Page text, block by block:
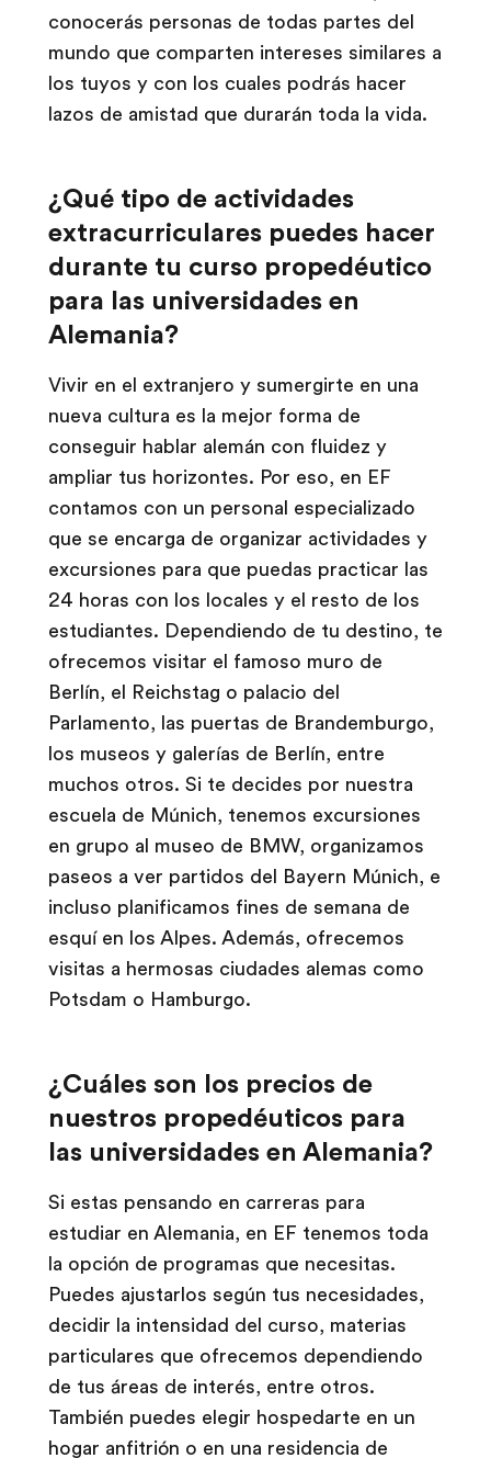
conocerás personas de todas partes del
mundo que comparten intereses similares a
los tuyos y con los cuales podrás hacer
lazos de amistad que durarán toda la vida.
¿Qué tipo de actividades
extracurriculares puedes hacer
durante tu curso propedéutico
para las universidades en
Alemania?
Vivir en el extranjero y sumergirte en una
nueva cultura es la mejor forma de
conseguir hablar alemán con fluidez y
ampliar tus horizontes. Por eso, en EF
contamos con un personal especializado
que se encarga de organizar actividades y
excursiones para que puedas practicar las
24 horas con los locales y el resto de los
estudiantes. Dependiendo de tu destino, te
ofrecemos visitar el famoso muro de
Berlín, el Reichstag o palacio del
Parlamento, las puertas de Brandemburgo,
los museos y galerías de Berlín, entre
muchos otros. Si te decides por nuestra
escuela de Múnich, tenemos excursiones
en grupo al museo de BMW, organizamos
paseos a ver partidos del Bayern Múnich, e
incluso planificamos fines de semana de
esquí en los Alpes. Además, ofrecemos
visitas a hermosas ciudades alemas como
Potsdam o Hamburgo.
¿Cuáles son los precios de
nuestros propedéuticos para
las universidades en Alemania?
Si estas pensando en carreras para
estudiar en Alemania, en EF tenemos toda
la opción de programas que necesitas.
Puedes ajustarlos según tus necesidades,
decidir la intensidad del curso, materias
particulares que ofrecemos dependiendo
de tus áreas de interés, entre otros.
También puedes elegir hospedarte en un
hogar anfitrión o en una residencia de